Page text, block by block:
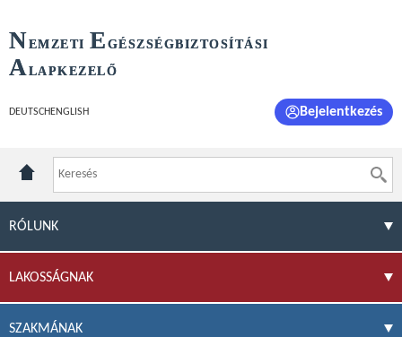
NEMZETI E GÉSZSÉGBIZTOSÍTÁSI
ALAPKEZELŐ
DEUTSCH ENGLISH Bejelentkezés
RÓLUNK
LAKOSSÁGNAK
SZAKMÁNAK